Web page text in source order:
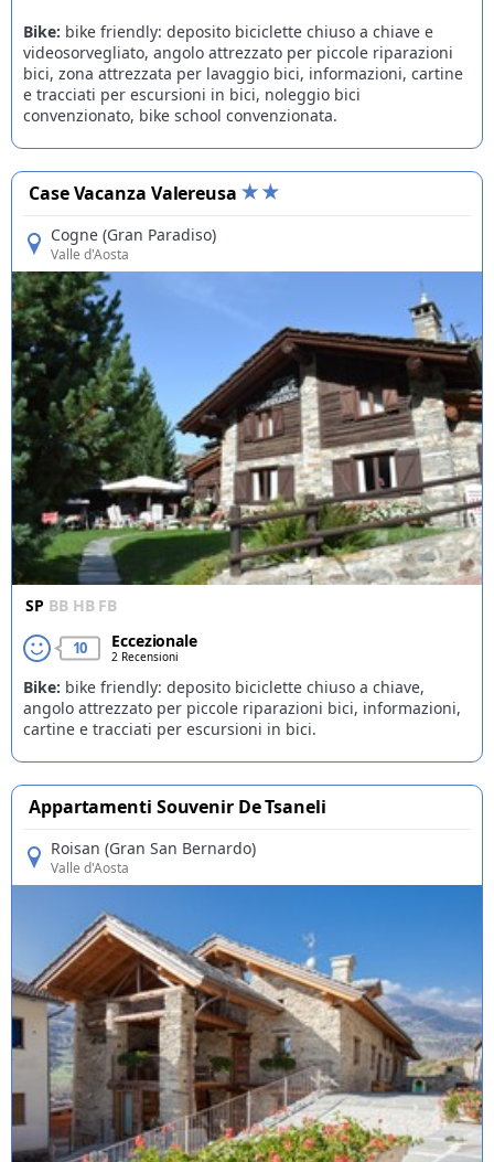
Bike: bike friendly: deposito biciclette chiuso a chiave e
videosorvegliato, angolo attrezzato per piccole riparazioni
bici, zona attrezzata per lavaggio bici, informazioni, cartine
e tracciati per escursioni in bici, noleggio bici
convenzionato, bike school convenzionata.
Case Vacanza Valereusa
Cogne (Gran Paradiso)
Valle d'Aosta
SP BB HB FB
10 Eccezionale
2 Recensioni
Bike: bike friendly: deposito biciclette chiuso a chiave,
angolo attrezzato per piccole riparazioni bici, informazioni,
cartine e tracciati per escursioni in bici.
Appartamenti Souvenir De Tsaneli
Roisan (Gran San Bernardo)
Valle d'Aosta